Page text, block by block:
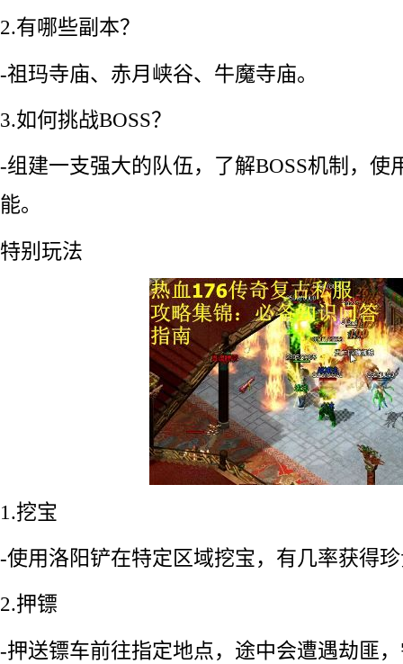
2.有哪些副本？
-祖玛寺庙、赤月峡谷、牛魔寺庙。
3.如何挑战BOSS？
-组建一支强大的队伍，了解BOSS机制，使
能。
特别玩法
1.挖宝
-使用洛阳铲在特定区域挖宝，有几率获得
2.押镖
-押送镖车前往指定地点，途中会遭遇劫匪